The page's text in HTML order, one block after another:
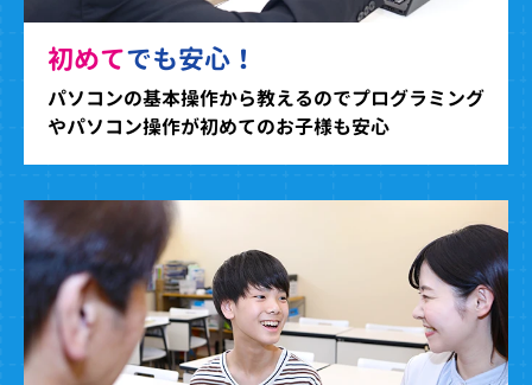
初めてでも安心！
パソコンの基本操作から教えるのでプログラミング
やパソコン操作が初めてのお子様も安心